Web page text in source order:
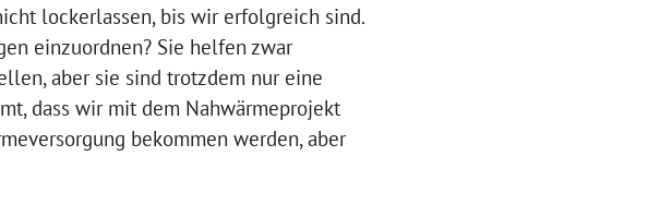
lockerlassen, bis wir erfolgreich sind.
einzuordnen? Sie helfen zwar
aber sie sind trotzdem nur eine
dass wir mit dem Nahwärmeprojekt
bekommen werden, aber